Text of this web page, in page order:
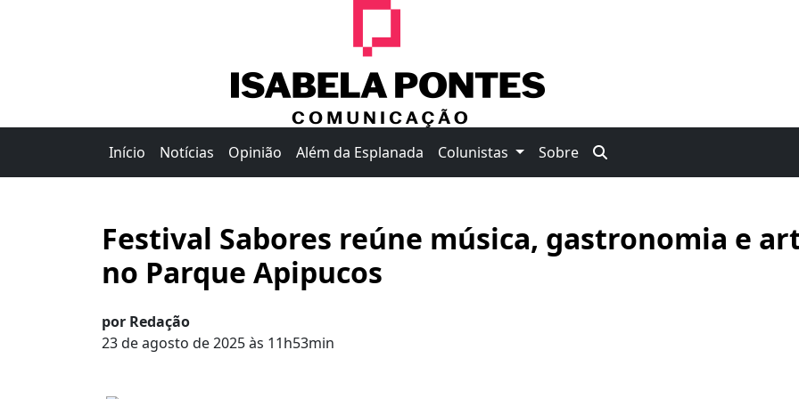
Início Notícias Opinião Além da Esplanada Colunistas Sobre
Festival Sabores reúne música, gastronomia e
no Parque Apipucos
por Redação
23 de agosto de 2025 às 11h53min